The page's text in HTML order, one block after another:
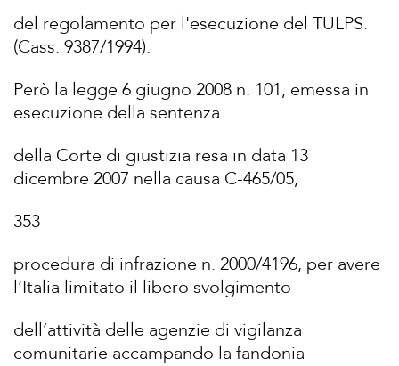
del regolamento per l'esecuzione del TULPS.
(Cass. 9387/1994).
Però la legge 6 giugno 2008 n. 101, emessa in
esecuzione della sentenza
della Corte di giustizia resa in data 13
dicembre 2007 nella causa C-465/05,
353
procedura di infrazione n. 2000/4196, per avere
l’Italia limitato il libero svolgimento
dell’attività delle agenzie di vigilanza
comunitarie accampando la fandonia